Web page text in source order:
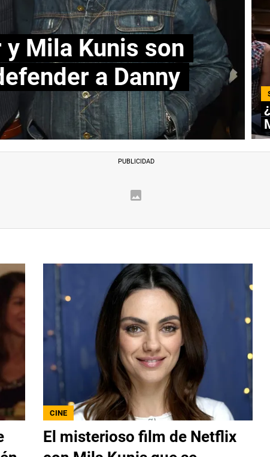
Mila Kunis son
a Danny
CINE
El misterioso film de Netflix